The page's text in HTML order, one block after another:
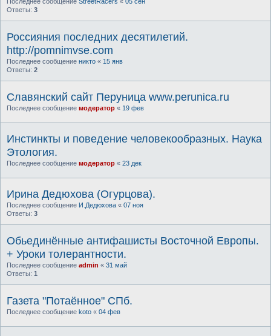
Ответы: 3
Россияния последних десятилетий.
http://pomnimvse.com
Последнее сообщение никто « 15 янв
Ответы: 2
Славянский сайт Перуница www.perunica.ru
Последнее сообщение модератор « 19 фев
Инстинкты и поведение человекообразных. Наука
Этология.
Последнее сообщение модератор « 23 дек
Ирина Дедюхова (Огурцова).
Последнее сообщение И.Дедюхова « 07 ноя
Ответы: 3
Обьединённые антифашисты Восточной Европы.
+ Уроки толерантности.
Последнее сообщение admin « 31 май
Ответы: 1
Газета "Потаённое" СПб.
Последнее сообщение koto « 04 фев